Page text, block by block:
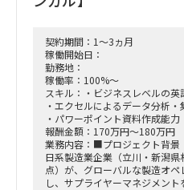
契約期間：1～3ヵ月
稼働開始日：
勤務地：
稼働率：100%～
スキル：・ビジネスレベルの英
・エクセルによるデータ分析・
・パワーポイント資料作成能力
報酬金額：170万円～180万円
業務内容：■プロジェクト背景
日系製造業企業（立川・新潟
点）が、グローバルな製造オ
し、サプライヤーマネジメン